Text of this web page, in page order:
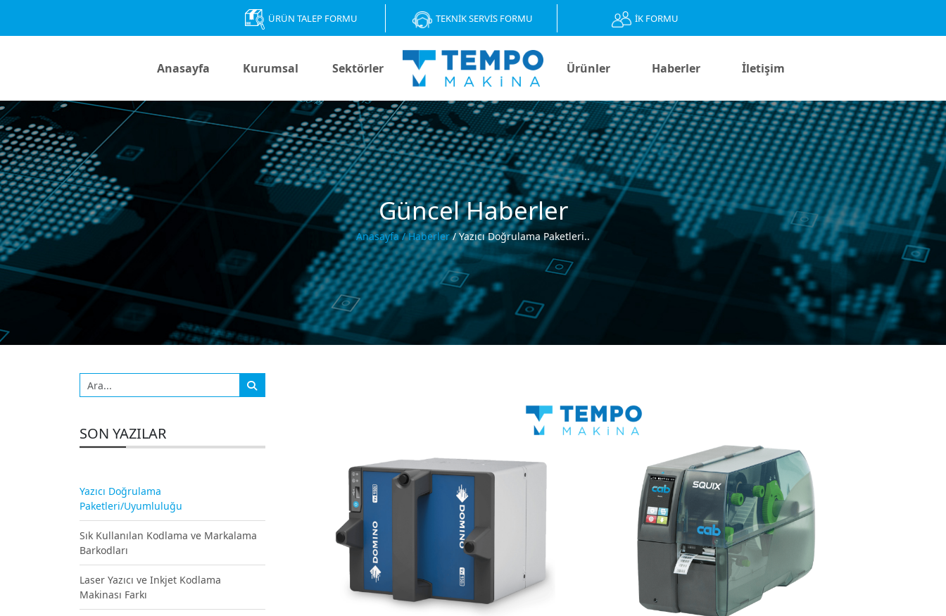
ÜRÜN TALEP FORMU TEKNİK SERVİS FORMU İK FORMU
Anasayfa Kurumsal Sektörler Ürünler Haberler İletişim
Güncel Haberler
Anasayfa/ Haberler/ Yazıcı Doğrulama Paketleri..
SON YAZILAR
Yazıcı Doğrulama
Paketleri/Uyumluluğu
Sık Kullanılan Kodlama ve Markalama
Barkodları
Laser Yazıcı ve Inkjet Kodlama
Makinası Farkı